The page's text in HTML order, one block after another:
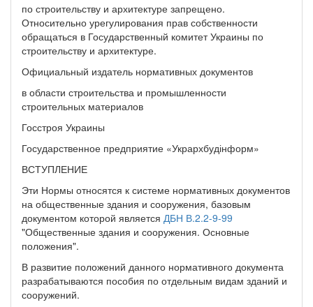
по строительству и архитектуре запрещено.
Относительно урегулирования прав собственности
обращаться в Государственный комитет Украины по
строительству и архитектуре.
Официальный издатель нормативных документов
в области строительства и промышленности
строительных материалов
Госстроя Украины
Государственное предприятие «Укрархбудінформ»
ВСТУПЛЕНИЕ
Эти Нормы относятся к системе нормативных документов
на общественные здания и сооружения, базовым
документом которой является ДБН В.2.2-9-99
"Общественные здания и сооружения. Основные
положения".
В развитие положений данного нормативного документа
разрабатываются пособия по отдельным видам зданий и
сооружений.